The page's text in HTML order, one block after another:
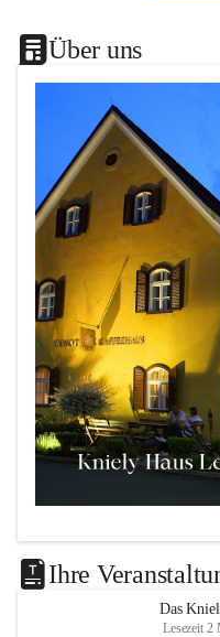
Über uns
in unserem
Unsere Highlights:
Ihre
Das
Lesezeit 2